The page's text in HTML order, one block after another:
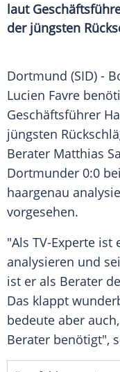
laut
der jüngsten
Dortmund (SID) -
Lucien Favre
Geschäftsführer
jüngsten
Berater Matthias
Dortmunder 0:0
haargenau
vorgesehen.
"Als TV-Experte ist
analysieren und
ist er als Berater
Das klappt
bedeute aber
Berater benötigt",